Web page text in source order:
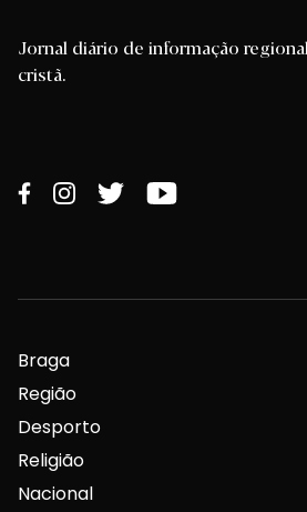
Jornal diário de informação
cristã.
Braga
Região
Desporto
Religião
Nacional